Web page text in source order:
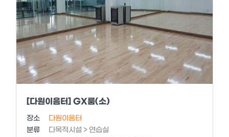
[다원이음터] GX룸(소)
장소
다원이음터
분류
다목적시설 > 연습실